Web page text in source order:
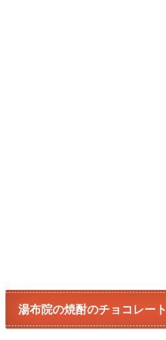
湯布院の焼酎のチョコレート